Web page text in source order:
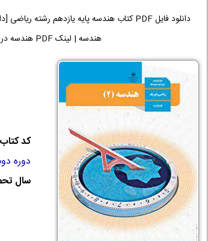
هندسه | لینک PDF هندسه در پایه یازدهم | دانلود PDF کتاب هندسه می توانید دریافت کنید.
کد
دوره
سال